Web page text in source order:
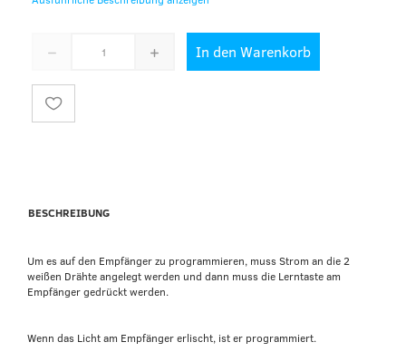
In den Warenkorb
BESCHREIBUNG
Um es auf den Empfänger zu programmieren, muss Strom an die 2
weißen Drähte angelegt werden und dann muss die Lerntaste am
Empfänger gedrückt werden.
Wenn das Licht am Empfänger erlischt, ist er programmiert.